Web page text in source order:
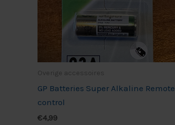
Overige accessoires
GP Batteries Super Alkaline Remote
control
€4,99